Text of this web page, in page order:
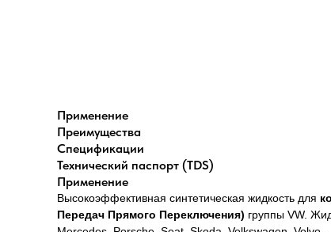
Применение
Преимущества
Спецификации
Технический паспорт (TDS)
Применение
Высокоэффективная синтетическая жидкость для
Передач Прямого Переключения) группы VW.